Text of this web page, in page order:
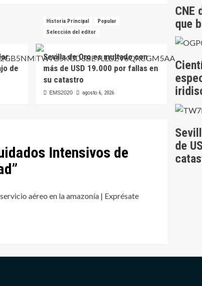
de
Historia Principal
Popular
Selección del editor
Sevilla de Oro es multado con
más de USD 19.000 por fallas en
su catastro
EMS2020 agosto 6, 2026
Intensivos de
”
aéreo en la amazonía | Exprésate
CNE
que
de